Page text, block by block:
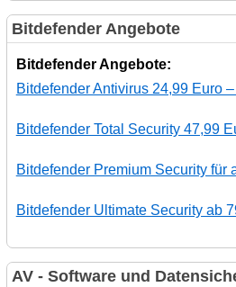
Bitdefender Angebote
Bitdefender Angebote:
Bitdefender Antivirus 24,99 Euro
Bitdefender Total Security 47,99
Bitdefender Premium Security für
Bitdefender Ultimate Security ab
AV - Software und